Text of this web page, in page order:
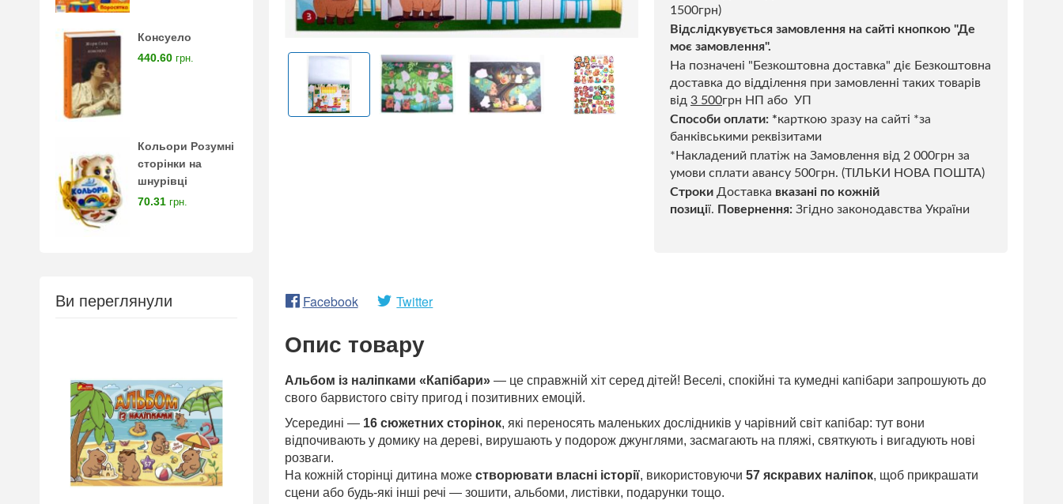
Консуело
440.60 грн.
Кольори Розумні
сторінки на
шнурівці
70.31 грн.
Ви переглянули
1500грн)
Відслідкувується замовлення на сайті кнопкою "Де
моє замовлення".
На позначені "Безкоштовна доставка" діє Безкоштовна
доставка до відділення при замовленні таких товарів
від 3 500грн НП або УП
Способи оплати: *карткою зразу на сайті *за
банківськими реквізитами
*Накладений платіж на Замовлення від 2 000грн за
умови сплати авансу 500грн. (ТІЛЬКИ НОВА ПОШТА)
Строки Доставка вказані по кожній
позиції. Повернення: Згідно законодавства України
Facebook Twitter
Опис товару
Альбом із наліпками «Капібари» — це справжній хіт серед дітей! Веселі, спокійні та кумедні капібари запрошують до
свого барвистого світу пригод і позитивних емоцій.
Усередині — 16 сюжетних сторінок, які переносять маленьких дослідників у чарівний світ капібар: тут вони
відпочивають у домику на дереві, вирушають у подорож джунглями, засмагають на пляжі, святкують і вигадують нові
розваги.
На кожній сторінці дитина може створювати власні історії, використовуючи 57 яскравих наліпок, щоб прикрашати
сцени або будь-які інші речі — зошити, альбоми, листівки, подарунки тощо.